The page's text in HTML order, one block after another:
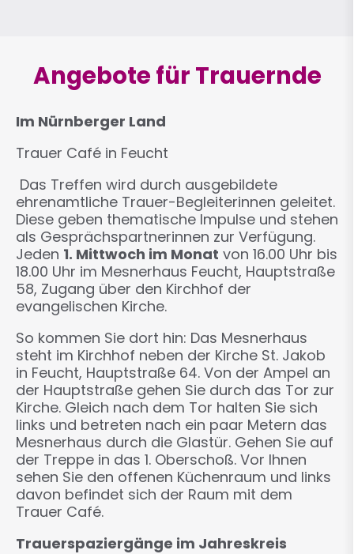
Angebote für Trauernde
Im Nürnberger Land
Trauer Café in Feucht
Das Treffen wird durch ausgebildete
ehrenamtliche Trauer-Begleiterinnen geleitet.
Diese geben thematische Impulse und stehen
als Gesprächspartnerinnen zur Verfügung.
Jeden 1. Mittwoch im Monat von 16.00 Uhr bis
18.00 Uhr im Mesnerhaus Feucht, Hauptstraße
58, Zugang über den Kirchhof der
evangelischen Kirche.
So kommen Sie dort hin: Das Mesnerhaus
steht im Kirchhof neben der Kirche St. Jakob
in Feucht, Hauptstraße 64. Von der Ampel an
der Hauptstraße gehen Sie durch das Tor zur
Kirche. Gleich nach dem Tor halten Sie sich
links und betreten nach ein paar Metern das
Mesnerhaus durch die Glastür. Gehen Sie auf
der Treppe in das 1. Oberschoß. Vor Ihnen
sehen Sie den offenen Küchenraum und links
davon befindet sich der Raum mit dem
Trauer Café.
Trauerspaziergänge im Jahreskreis